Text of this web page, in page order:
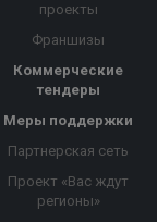
проекты
Франшизы
Коммерческие
тендеры
Меры поддержки
Партнерская сеть
Проект «Вас ждут
регионы»